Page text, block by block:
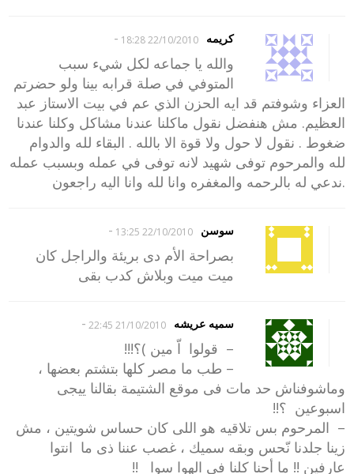
كريمه 22/10/2010 18:28
-
والله يا جماعه لكل شيء سبب
المتوفي في صلة قرابه بينا ولو حضرتم
العزاء وشوفتم قد ايه الحزن الذي عم في بيت الاستاز عبد
العظيم. مش هنفضل نقول ماكلنا عندنا مشاكل وكلنا عندنا
ضغوط . نقول لا حول ولا قوة الا بالله . البقاء لله والدوام
لله والمرحوم توفى شهيد لانه توفى في عمله وبسبب عمله
.ندعي له بالرحمه والمغفره وانا لله وانا اليه راجعون
سوسن 22/10/2010 13:25
-
بصراحة الأم دى بريئة والراجل كان
ميت ميت وبلاش كدب بقى
سميه عريشه 21/10/2010 22:45
-
– قولوا اّ مين )؟!!!
– طب ما مصر كلها بتشتم بعضها ،
وماشوفناش حد مات فى موقع الشتيمة بقالنا ييجى
اسبوعين ؟!!
– المرحوم بس تلاقيه هو اللى كان حساس شويتين ، مش
زينا جلدنا نّحس وبقه سميك ، غصب عننا ذى ما انتوا
عارفين !! ما أحنا كلنا فى الهوا سوا !!